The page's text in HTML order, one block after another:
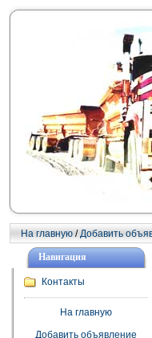
На главную /Добавить
Навигация
Контакты
На главную
Добавить объявление